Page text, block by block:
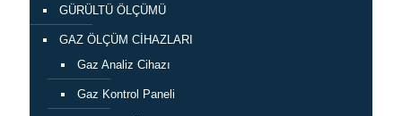
GÜRÜLTÜ ÖLÇÜMÜ
GAZ ÖLÇÜM CİHAZLARI
Gaz Analiz Cihazı
Gaz Kontrol Paneli